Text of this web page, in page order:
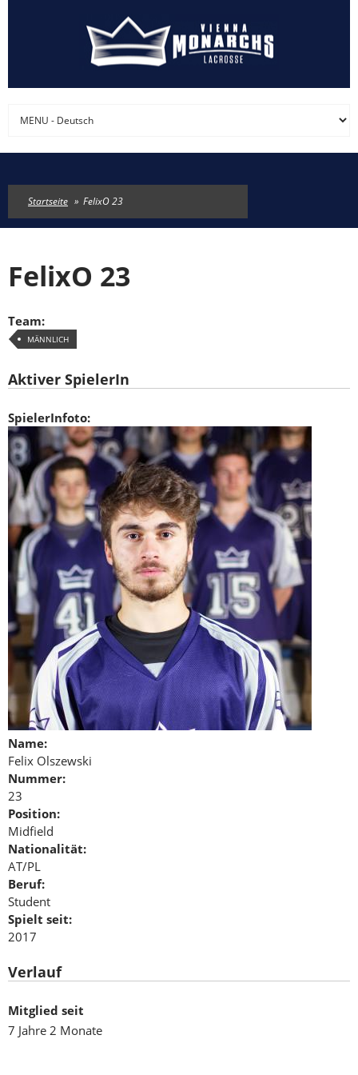
Startseite » FelixO 23
FelixO 23
Team:
MÄNNLICH
Aktiver SpielerIn
SpielerInfoto:
Name:
Felix Olszewski
Nummer:
23
Position:
Midfield
Nationalität:
AT/PL
Beruf:
Student
Spielt seit:
2017
Verlauf
Mitglied seit
7 Jahre 2 Monate